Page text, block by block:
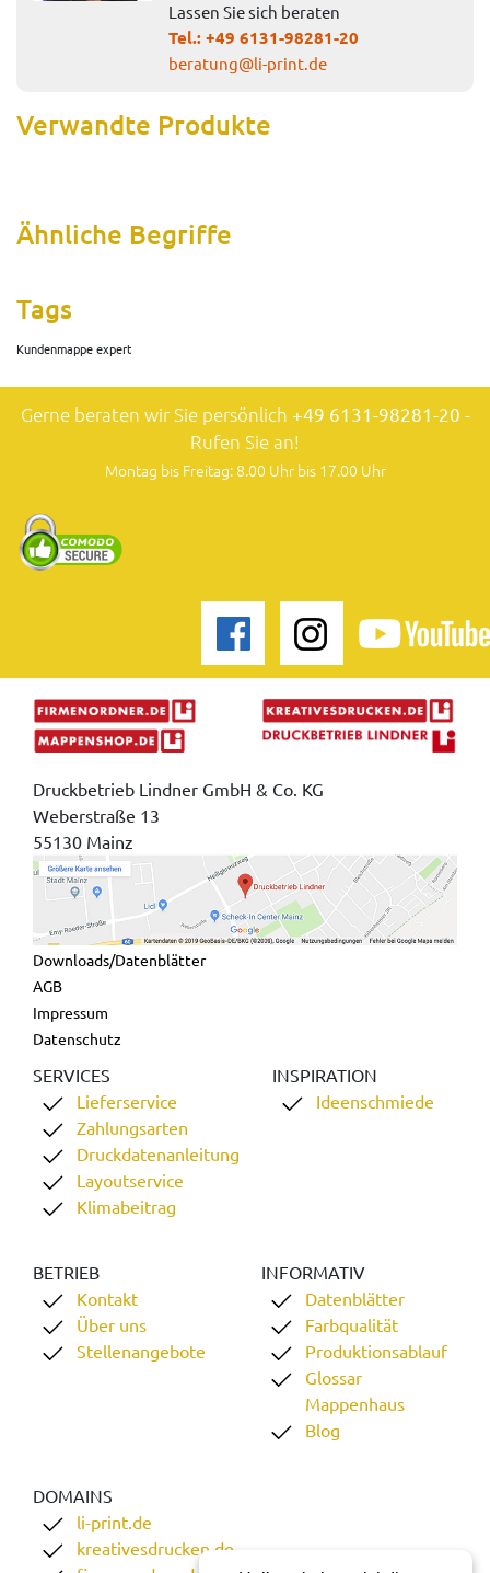
Lassen Sie sich beraten
Tel.:+49 6131-98281-20
beratung@li-print.de
Verwandte Produkte
Ähnliche Begriffe
Tags
Kundenmappe expert
Gerne beraten wir Sie persönlich +49 6131-98281-20 -
Rufen Sie an!
Montag bis Freitag: 8.00 Uhr bis 17.00 Uhr
Druckbetrieb Lindner GmbH & Co. KG
Weberstraße 13
55130 Mainz
Downloads/Datenblätter
AGB
Impressum
Datenschutz
SERVICES
Lieferservice
Zahlungsarten
Druckdatenanleitung
Layoutservice
Klimabeitrag
INSPIRATION
Ideenschmiede
BETRIEB
Kontakt
Über uns
Stellenangebote
INFORMATIV
Datenblätter
Farbqualität
Produktionsablauf
Glossar
Mappenhaus
Blog
DOMAINS
li-print.de
kreativesdrucken.de